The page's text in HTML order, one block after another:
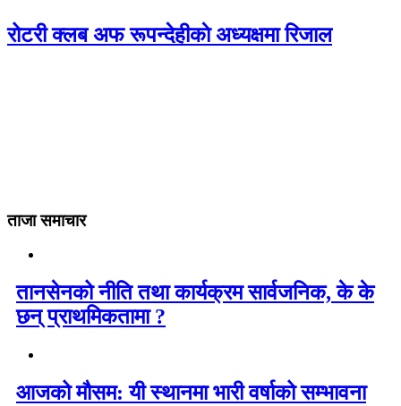
रोटरी क्लब अफ रूपन्देहीकाे अध्यक्षमा रिजाल
ताजा समाचार
तानसेनको नीति तथा कार्यक्रम सार्वजनिक, के के
छन् प्राथमिकतामा ?
आजको मौसम: यी स्थानमा भारी वर्षाको सम्भावना